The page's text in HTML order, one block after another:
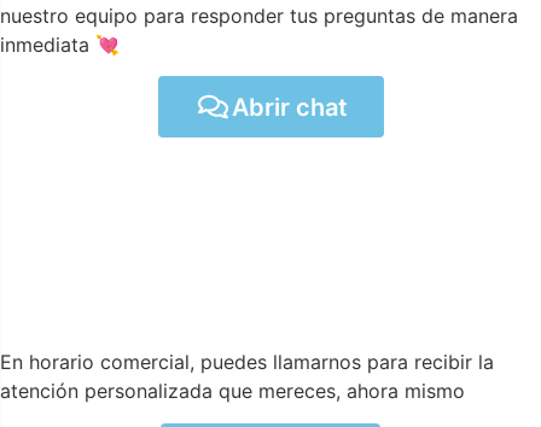
nuestro equipo para responder tus preguntas de manera
inmediata 💘
Abrir chat
En horario comercial, puedes llamarnos para recibir la
atención personalizada que mereces, ahora mismo